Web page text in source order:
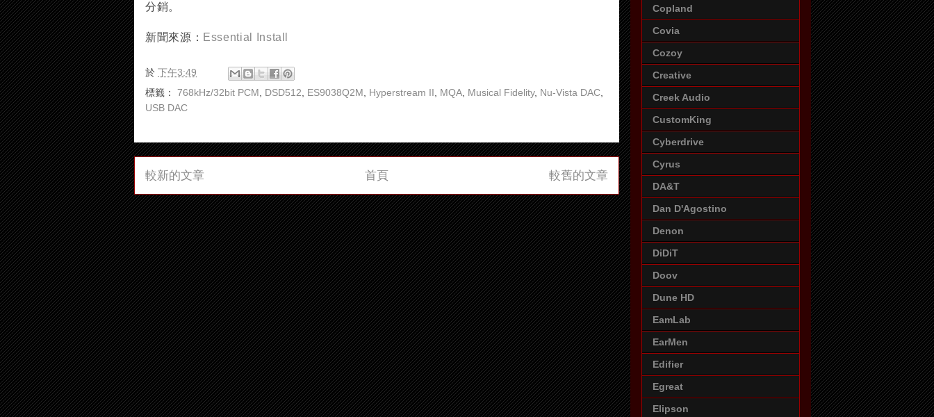
分銷。
新聞來源： Essential Install
於 下午3:49
標籤： 768kHz/32bit PCM DSD512 ES9038Q2M Hyperstream II MQA Musical Fidelity, Nu-Vista DAC
USB DAC
較新的文章 較舊的文章
首頁
Copland
Covia
Cozoy
Creative
Creek Audio
CustomKing
Cyberdrive
Cyrus
DA&T
Dan D'Agostino
Denon
DiDiT
Doov
Dune HD
EamLab
EarMen
Edifier
Egreat
Elipson